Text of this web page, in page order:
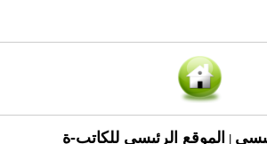
الموقع الرئيسي للكاتب-ة